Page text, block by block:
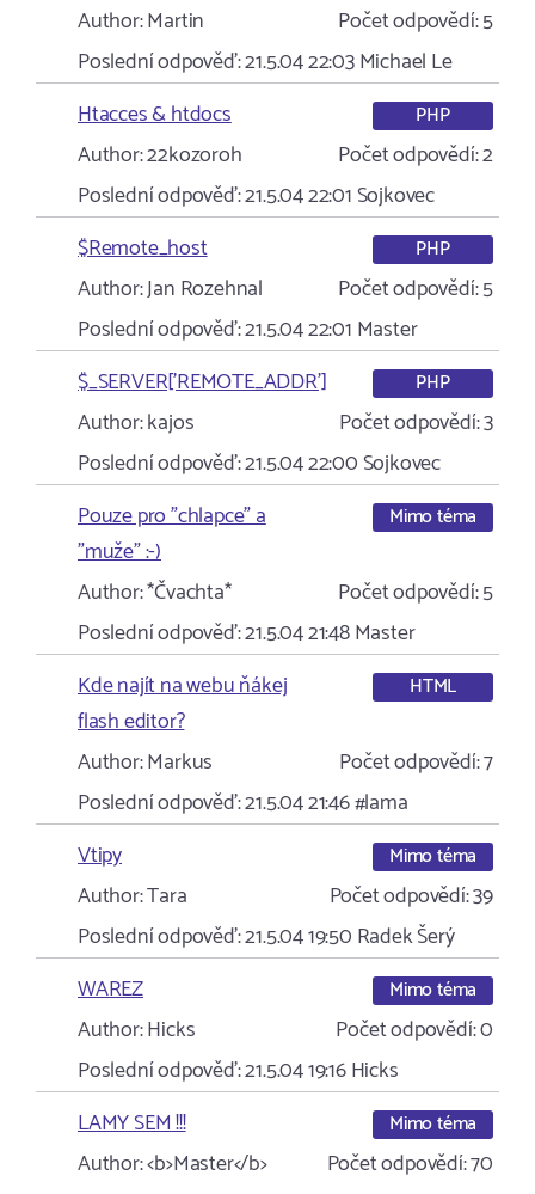
Author:Martin Počet odpovědí:5
Poslední odpověď:21.5.04 22:03Michael Le
Htacces & htdocs
PHP
Author:22kozoroh Počet odpovědí:2
Poslední odpověď:21.5.04 22:01Sojkovec
$Remote_host
PHP
Author:Jan Rozehnal Počet odpovědí:5
Poslední odpověď:21.5.04 22:01 Master
$_SERVER['REMOTE_ADDR']
PHP
Author:kajos Počet odpovědí:3
Poslední odpověď:21.5.04 22:00Sojkovec
Pouze pro "chlapce" a
"muže" :-)
Mimo téma
Author:*Čvachta* Počet odpovědí:5
Poslední odpověď:21.5.04 21:48Master
Kde najít na webu ňákej
flash editor?
HTML
Author:Markus Počet odpovědí:7
Poslední odpověď:21.5.04 21:46#lama
Vtipy
Mimo téma
Author:Tara Počet odpovědí:39
Poslední odpověď:21.5.04 19:50 Radek Šerý
WAREZ
Mimo téma
Author:Hicks Počet odpovědí:0
Poslední odpověď:21.5.04 19:16Hicks
LAMY SEM !!!
Mimo téma
Author:<b>Master</b> Počet odpovědí:70